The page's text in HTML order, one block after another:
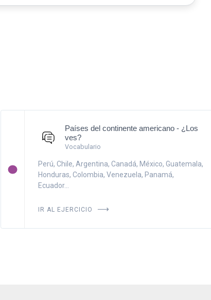
Países del continente americano - ¿Los
ves?
Vocabulario
Perú, Chile, Argentina, Canadá, México, Guatemala,
Honduras, Colombia, Venezuela, Panamá,
Ecuador...
IR AL EJERCICIO